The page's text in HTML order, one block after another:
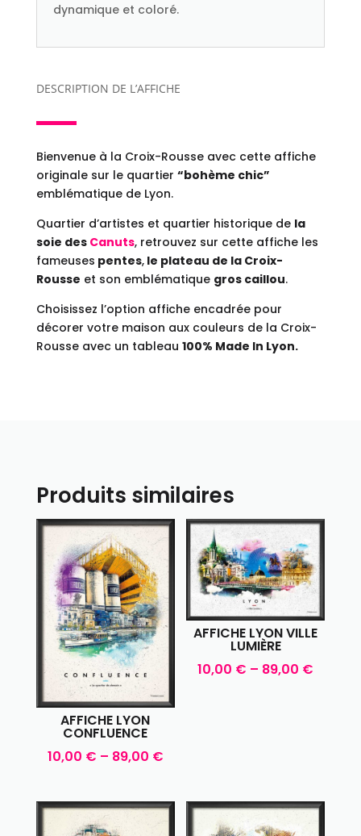
dynamique et coloré.
DESCRIPTION DE L’AFFICHE
Bienvenue à la Croix-Rousse avec cette affiche
originale sur le quartier “bohème chic”
emblématique de Lyon.
Quartier d’artistes et quartier historique de la
soie des Canuts, retrouvez sur cette affiche les
fameuses pentes,le plateau de la Croix-
Rousse et son emblématique gros caillou.
Choisissez l’option affiche encadrée pour
décorer votre maison aux couleurs de la Croix-
Rousse avec un tableau 100% Made In Lyon.
Produits similaires
AFFICHE LYON
CONFLUENCE
10,00 € – 89,00 €
AFFICHE LYON VILLE
LUMIÈRE
10,00 € – 89,00 €